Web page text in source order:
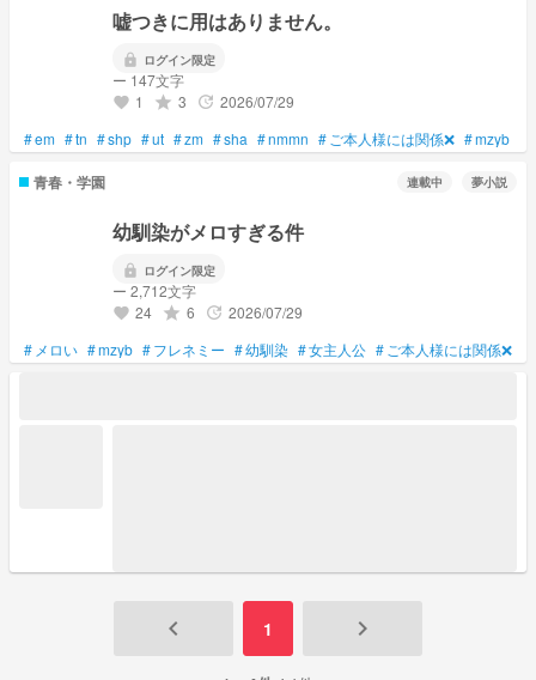
嘘つきに用はありません。
lock ログイン限定
ー 147文字
favorite 1 grade 3 update 2026/07/29
#em #tn #shp #ut #zm #sha #nmmn # ご本人様には関係❌ #mzyb
青春・学園 連載中 夢小説
幼馴染がメロすぎる件
lock ログイン限定
ー 2,712文字
favorite 24 grade 6 update 2026/07/29
# メロい #mzyb #フレネミー #幼馴染 #女主人公 #ご本人様には関係❌
keyboard_arrow_left 1 keyboard_arrow_right